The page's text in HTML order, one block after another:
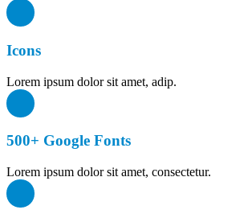
Icons
Lorem ipsum dolor sit amet, adip.
500+ Google Fonts
Lorem ipsum dolor sit amet, consectetur.